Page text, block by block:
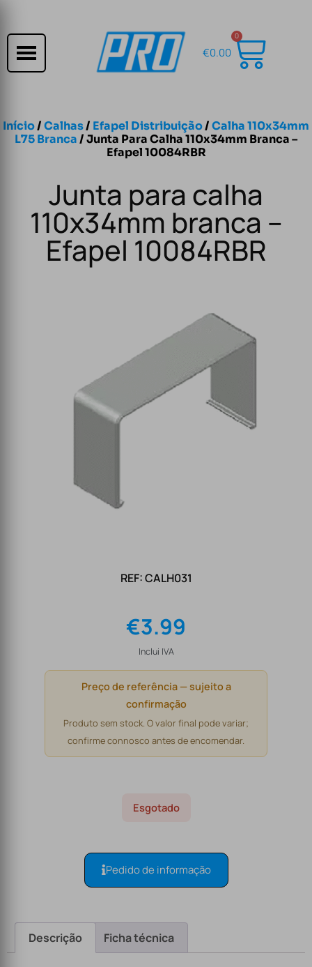
€0.00
0
Início/Calhas/ Efapel Distribuição/Calha 110x34mm
L75 Branca/ Junta Para Calha 110x34mm Branca –
Efapel 10084RBR
Junta para calha
110x34mm branca –
Efapel 10084RBR
REF: CALH031
€3.99
Inclui IVA
Preço de referência — sujeito a
confirmação
Produto sem stock. O valor final pode variar;
confirme connosco antes de encomendar.
Esgotado
Pedido de informação
Descrição Ficha técnica